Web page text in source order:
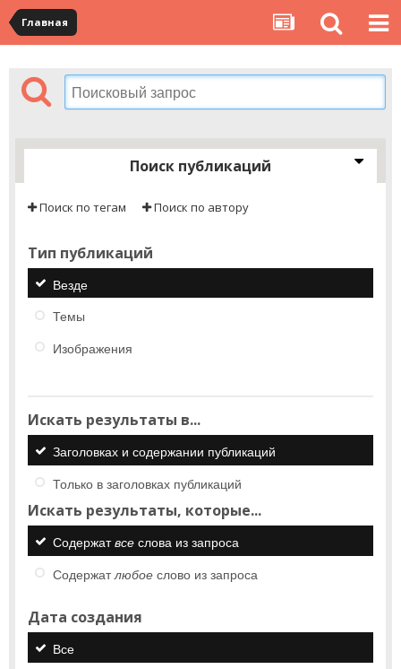
Главная
Поиск публикаций
Поиск по тегам Поиск по автору
Тип публикаций
Везде
Темы
Изображения
Искать результаты в...
Заголовках и содержании публикаций
Только в заголовках публикаций
Искать результаты, которые...
Содержатвсе слова из запроса
Содержатлюбое слово из запроса
Дата создания
Все